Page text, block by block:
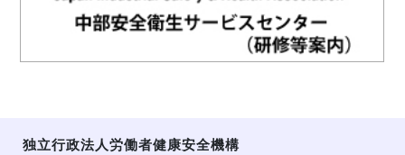
独立行政法人労働者健康安全機構